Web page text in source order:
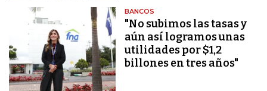
BANCOS
"No subimos las tasas y
aún así logramos unas
utilidades por $1,2
billones en tres años"